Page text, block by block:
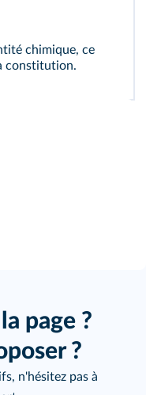
chimique, ce
constitution.
page ?
?
n'hésitez pas à